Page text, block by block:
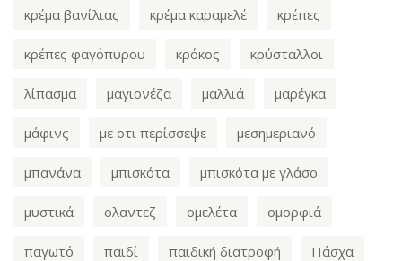
κρέμα βανίλιας κρέμα καραμελέ κρέπες
κρέπες φαγόπυρου κρόκος κρύσταλλοι
λίπασμα μαγιονέζα μαλλιά μαρέγκα
μάφινς με οτι περίσσεψε μεσημεριανό
μπανάνα μπισκότα μπισκότα με γλάσο
μυστικά ολαντεζ ομελέτα ομορφιά
παγωτό παιδί παιδική διατροφή Πάσχα